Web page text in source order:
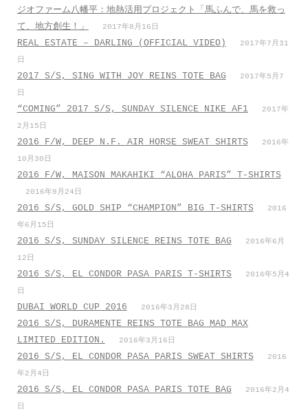
ジオファーム八幡平：地熱活用プロジェクト「馬ふんで、馬を救っ
て、地方創生！」
2017年8月16日
REAL ESTATE – DARLING (OFFICIAL VIDEO)
2017年7月31
日
2017 S/S, SING WITH JOY REINS TOTE BAG
2017年5月7
日
“COMING” 2017 S/S, SUNDAY SILENCE NIKE AF1
2017年
2月15日
2016 F/W, DEEP N.F. AIR HORSE SWEAT SHIRTS
2016年
10月30日
2016 F/W, MAISON MAKAHIKI “ALOHA PARIS” T-SHIRTS
2016年9月24日
2016 S/S, GOLD SHIP “CHAMPION” BIG T-SHIRTS
2016
年6月15日
2016 S/S, SUNDAY SILENCE REINS TOTE BAG
2016年6月
12日
2016 S/S, EL CONDOR PASA PARIS T-SHIRTS
2016年5月4
日
DUBAI WORLD CUP 2016 2016年3月28日
2016 S/S, DURAMENTE REINS TOTE BAG MAD MAX
LIMITED EDITION.
2016年3月16日
2016 S/S, EL CONDOR PASA PARIS SWEAT SHIRTS
2016
年2月4日
2016 S/S, EL CONDOR PASA PARIS TOTE BAG
2016年2月4
日